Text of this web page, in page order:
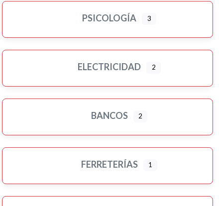
PSICOLOGÍA 3
ELECTRICIDAD 2
BANCOS 2
FERRETERÍAS 1